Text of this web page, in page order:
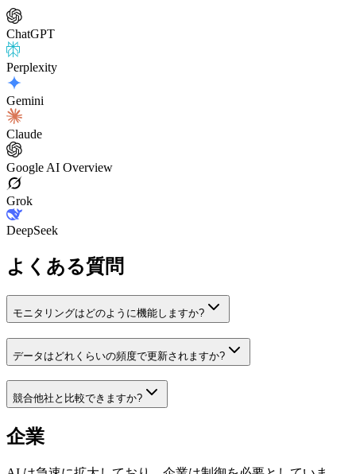
ChatGPT
Perplexity
Gemini
Claude
Google AI Overview
Grok
DeepSeek
よくある質問
モニタリングはどのように機能しますか?
データはどれくらいの頻度で更新されますか?
競合他社と比較できますか?
企業